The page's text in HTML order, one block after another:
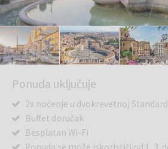
Ponuda uključuje
2x noćenje u dvokrevetnoj
Buffet doručak
Besplatan Wi-Fi